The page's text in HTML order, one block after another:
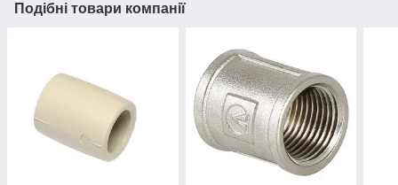
Подібні товари компанії